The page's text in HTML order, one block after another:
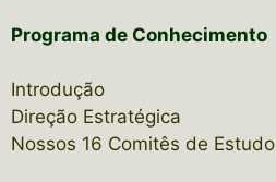
Programa de Conhecimento
Introdução
Direção Estratégica
Nossos 16 Comitês de Estudo